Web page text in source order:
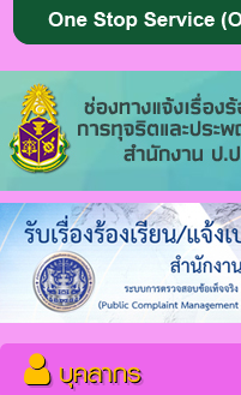
บุคลากร